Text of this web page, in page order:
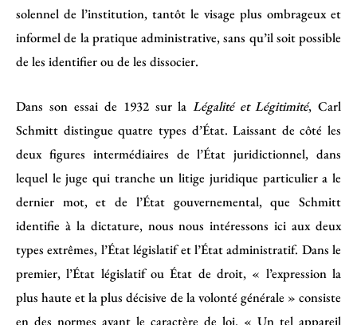
solennel de l’institution, tantôt le visage plus ombrageux et
informel de la pratique administrative, sans qu’il soit possible
de les identifier ou de les dissocier.
Dans son essai de 1932 sur laLégalité et Légitimité, Carl
Schmitt distingue quatre types d’État. Laissant de côté les
deux figures intermédiaires de l’État juridictionnel, dans
lequel le juge qui tranche un litige juridique particulier a le
dernier mot, et de l’État gouvernemental, que Schmitt
identifie à la dictature, nous nous intéressons ici aux deux
types extrêmes, l’État législatif et l’État administratif. Dans le
premier, l’État législatif ou État de droit, « l’expression la
plus haute et la plus décisive de la volonté générale » consiste
en des normes ayant le caractère de loi. « Un tel appareil